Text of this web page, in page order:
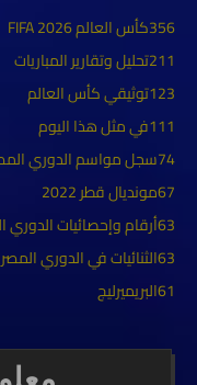
كأس العالم FIFA 2026356
تحليل وتقارير المباريات211
توثيقي كأس العالم123
في مثل هذا اليوم111
سجل مواسم الدوري74
مونديال قطر 202267
أرقام وإحصائيات63
الثنائيات في الدوري63
البريميرليج61